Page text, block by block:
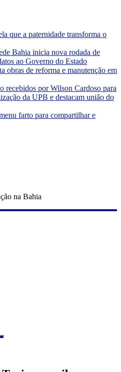
que a paternidade transforma o
Bahia inicia nova rodada de
ao Governo do Estado
obras de reforma e manutenção em
recebidos por Wilson Cardoso para
da UPB e destacam união do
farto para compartilhar e
na Bahia